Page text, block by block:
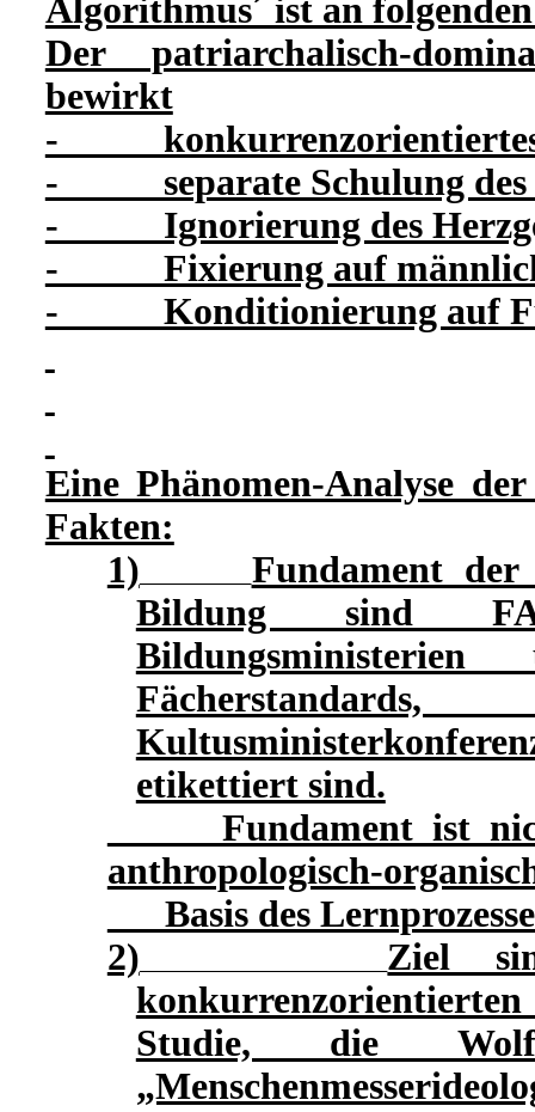
Algorithmus´ ist an
Der patriarchalisch-
bewirkt
- konkurrenzorientiertes
- separate Schulung des
- Ignorierung des
- Fixierung auf
- Konditionierung auf
Eine Phänomen-Analyse
Fakten:
1)
Fundament der
Bildung sind
Bildungsministerien
etikettiert sind.
Fundament ist nicht
anthropologisch-
Basis des
2)
Ziel
Studie, die